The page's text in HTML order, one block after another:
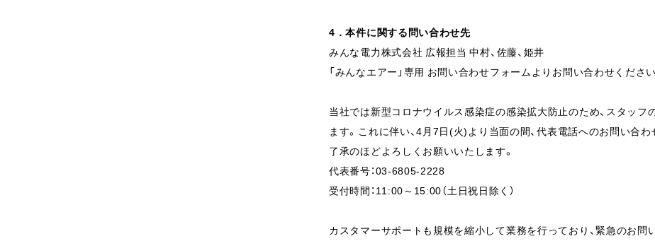
4．本件に関する問い合わせ先
みんな電力株式会社 広報担当 中村、佐藤、姫井
「みんなエアー」専用 お問い合わせフォームよりお問い合わせください
当社では新型コロナウイルス感染症の感染拡大防止のため、スタッフ
ます。これに伴い、4月7日(火)より当面の間、代表電話へのお問い合
了承のほどよろしくお願いいたします。
代表番号：03-6805-2228
受付時間：11:00～15:00（土日祝日除く）
カスタマーサポートも規模を縮小して業務を行っており、緊急のお問